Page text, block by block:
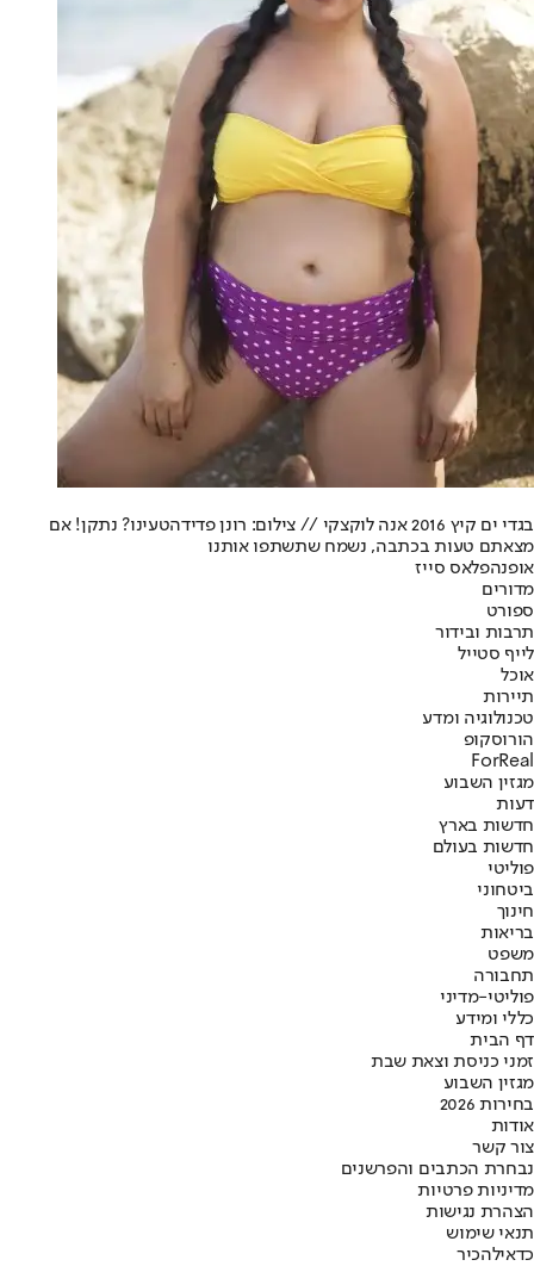
בגדי ים קיץ 2016 אנה לוקצקי // צילום: רונן פדידה
טעינו? נתקן! אם
מצאתם טעות בכתבה, נשמח שתשתפו אותנו
אופנהפלאס סייז
מדורים
ספורט
תרבות ובידור
לייף סטייל
אוכל
תיירות
טכנולוגיה ומדע
הורוסקופ
ForReal
מגזין השבוע
דעות
חדשות בארץ
חדשות בעולם
פוליטי
ביטחוני
חינוך
בריאות
משפט
תחבורה
פוליטי-מדיני
כללי ומידע
דף הבית
זמני כניסת וצאת שבת
מגזין השבוע
בחירות 2026
אודות
צור קשר
נבחרת הכתבים והפרשנים
מדיניות פרטיות
הצהרת נגישות
תנאי שימוש
כדאילהכיר